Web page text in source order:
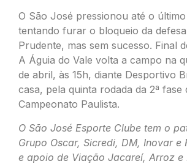
O São José pressionou até o
tentando furar o bloqueio da
Prudente, mas sem sucesso. Final
A Águia do Vale volta a campo na
de abril, às 15h, diante Desportivo
casa, pela quinta rodada da 2ª fase
Campeonato Paulista.
O São José Esporte Clube tem o
Grupo Oscar, Sicredi, DM, Inovar e
e apoio de Viação Jacareí, Arroz e